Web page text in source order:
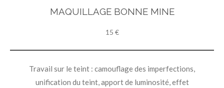
MAQUILLAGE BONNE MINE
15 €
Travail sur le teint : camouflage des imperfections,
unification du teint, apport de luminosité, effet